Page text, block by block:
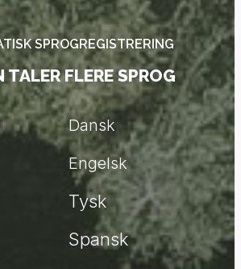
SPROGREGISTRERING
TALER FLERE SPROG
Dansk
Engelsk
Tysk
Spansk